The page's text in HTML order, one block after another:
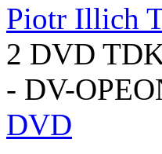
Piotr Illich
2 DVD
- DV-
DVD